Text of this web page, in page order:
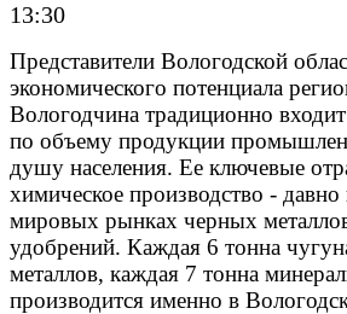
13:30
Представители Вологодской
экономического потенциала
Вологодчина традиционно
по объему продукции
душу населения. Ее ключевые
химическое производство -
мировых рынках черных
удобрений. Каждая 6 тонна
металлов, каждая 7 тонна
производится именно в